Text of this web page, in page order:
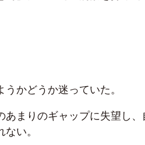
かどうか迷っていた。
あまりのギャップに失望し、
い。